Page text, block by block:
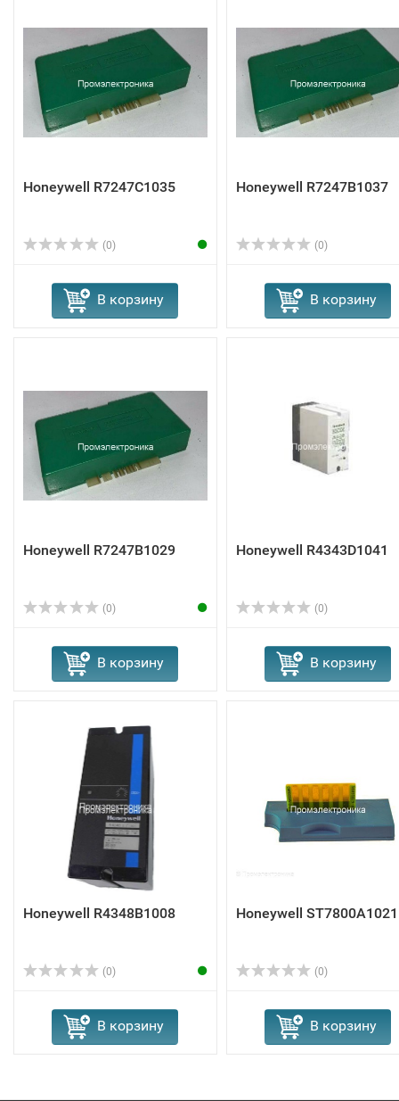
Honeywell R7247C1035
(0)
В корзину
Honeywell R7247B1037
(0)
В корзину
Honeywell R7247B1029
(0)
В корзину
Honeywell R4343D1041
(0)
В корзину
Honeywell R4348B1008
(0)
В корзину
Honeywell ST7800A1021
(0)
В корзину